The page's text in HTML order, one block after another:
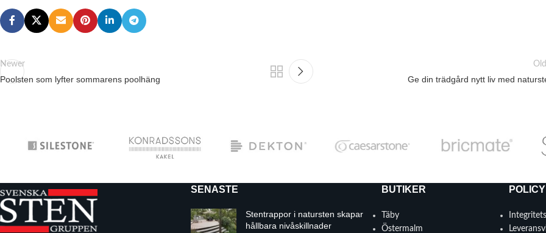
Newer
Poolsten som lyfter sommarens poolhäng Ge din trädgård nytt liv med
SENASTE
Stentrappor i natursten skapar
hållbara nivåskillnader
BUTIKER
Täby
Östermalm
POLICY